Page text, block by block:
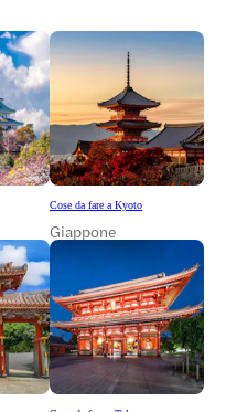
Cose da fare a Kyoto
Giappone